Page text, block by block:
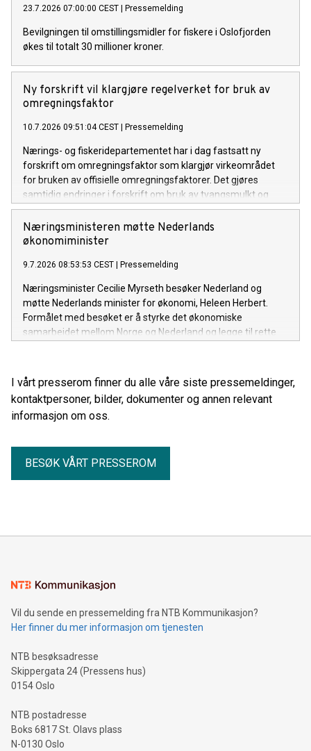
23.7.2026 07:00:00 CEST | Pressemelding
Bevilgningen til omstillingsmidler for fiskere i Oslofjorden
økes til totalt 30 millioner kroner.
Ny forskrift vil klargjøre regelverket for bruk av
omregningsfaktor
10.7.2026 09:51:04 CEST | Pressemelding
Nærings- og fiskeridepartementet har i dag fastsatt ny
forskrift om omregningsfaktor som klargjør virkeområdet
for bruken av offisielle omregningsfaktorer. Det gjøres
samtidig endringer i forskrift om bruk av tvangsmulkt og
overtredelsesgebyr ved brudd på havressurslova og
deltakerloven, i tråd med sanksjonsreglene i den nye
forskriften.
Næringsministeren møtte Nederlands
økonomiminister
9.7.2026 08:53:53 CEST | Pressemelding
Næringsminister Cecilie Myrseth besøker Nederland og
møtte Nederlands minister for økonomi, Heleen Herbert.
Formålet med besøket er å styrke det økonomiske
samarbeidet mellom Norge og Nederland og legge til rette
I vårt presserom finner du alle våre siste pressemeldinger,
kontaktpersoner, bilder, dokumenter og annen relevant
informasjon om oss.
BESØK VÅRT PRESSEROM
Vil du sende en pressemelding fra NTB Kommunikasjon?
Her finner du mer informasjon om tjenesten
NTB besøksadresse
Skippergata 24 (Pressens hus)
0154 Oslo
NTB postadresse
Boks 6817 St. Olavs plass
N-0130 Oslo